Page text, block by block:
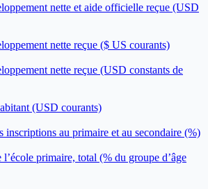
nette et aide officielle reçue (USD
nette reçue ($ US courants)
nette reçue (USD constants de
(USD courants)
inscriptions au primaire et au secondaire (%)
l’école primaire, total (% du groupe d’âge